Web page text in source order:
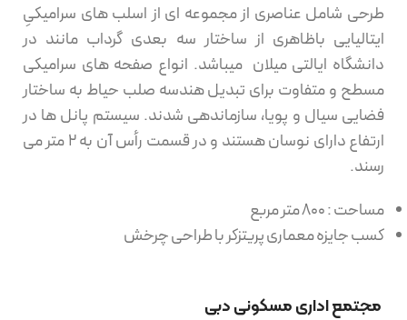
طرحی شامل عناصری از مجموعه ای از اسلب های سرامیکیِ
ایتالیایی باظاهری از ساختار سه بعدی گرداب مانند در
دانشگاه ایالتی میلان میباشد. انواع صفحه های سرامیکی
مسطح و متفاوت برای تبدیل هندسه صلب حیاط به ساختار
فضایی سیال و پویا، سازماندهی شدند. سیستم پانل ها در
ارتفاع دارای نوسان هستند و در قسمت رأس آن به ۲ متر می
رسند.
مساحت : ۸۰۰ متر مربع
کسب جایزه معماری پریتزکر با طراحی چرخش
مجتمع اداری مسکونی دبی